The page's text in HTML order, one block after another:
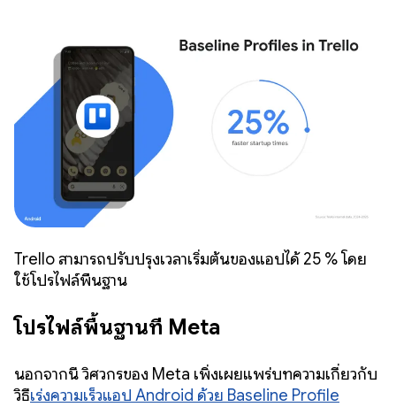
Trello สามารถปรับปรุงเวลาเริ่มต้นของแอปได้ 25 % โดย
ใช้โปรไฟล์พื้นฐาน
โปรไฟล์พื้นฐานที่ Meta
นอกจากนี้ วิศวกรของ Meta เพิ่งเผยแพร่บทความเกี่ยวกับ
วิธีเร่งความเร็วแอป Android ด้วย Baseline Profile